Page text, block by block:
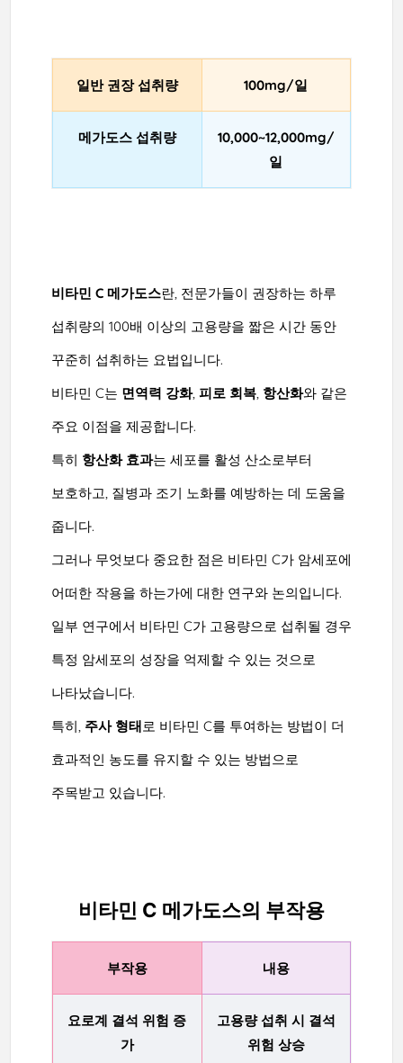
일반 권장 섭취량 100mg/일
메가도스 섭취량
10,000~12,000mg/
일
비타민 C 메가도스란, 전문가들이 권장하는 하루
섭취량의 100배 이상의 고용량을 짧은 시간 동안
꾸준히 섭취하는 요법입니다.
비타민 C는 면역력 강화, 피로 회복, 항산화와 같은
주요 이점을 제공합니다.
특히 항산화 효과는 세포를 활성 산소로부터
보호하고, 질병과 조기 노화를 예방하는 데 도움을
줍니다.
그러나 무엇보다 중요한 점은 비타민 C가 암세포에
어떠한 작용을 하는가에 대한 연구와 논의입니다.
일부 연구에서 비타민 C가 고용량으로 섭취될 경우
특정 암세포의 성장을 억제할 수 있는 것으로
나타났습니다.
특히, 주사 형태로 비타민 C를 투여하는 방법이 더
효과적인 농도를 유지할 수 있는 방법으로
주목받고 있습니다.
비타민 C 메가도스의 부작용
부작용 내용
요로계 결석 위험 증
가
고용량 섭취 시 결석
위험 상승